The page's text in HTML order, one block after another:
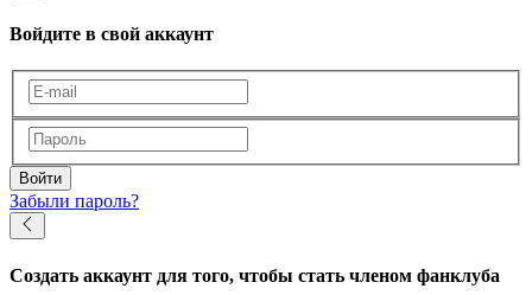
Войдите в свой аккаунт
Войти
Забыли пароль?
Создать аккаунт для того, чтобы стать членом фанклуба